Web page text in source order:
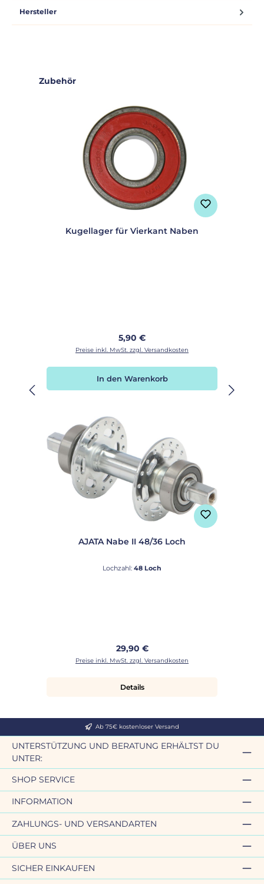
Hersteller
Produktgalerie überspringen
Zubehör
Kugellager für Vierkant Naben
Regulärer Preis:
5,90 €
Preise inkl. MwSt. zzgl. Versandkosten
In den Warenkorb
AJATA Nabe II 48/36 Loch
Lochzahl: 48 Loch
Regulärer Preis:
29,90 €
Preise inkl. MwSt. zzgl. Versandkosten
Details
Ab 75€ kostenloser Versand
UNTERSTÜTZUNG UND BERATUNG ERHÄLTST DU
UNTER:
SHOP SERVICE
INFORMATION
ZAHLUNGS- UND VERSANDARTEN
ÜBER UNS
SICHER EINKAUFEN